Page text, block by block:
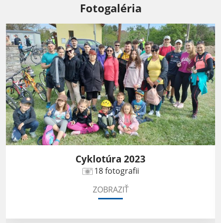
Fotogaléria
Cyklotúra 2023
18 fotografii
ZOBRAZIŤ